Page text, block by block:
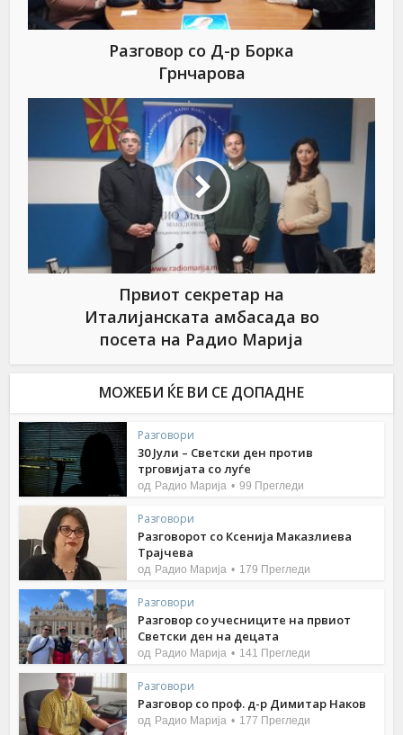
Разговор со Д-р Борка
Грнчарова
Првиот секретар на
Италијанската амбасада во
посета на Радио Марија
МОЖЕБИ ЌЕ ВИ СЕ ДОПАДНЕ
Разговори
30 Јули – Светски ден против
трговијата со луѓе
од Радио Марија 99 Прегледи
Разговори
Разговорот со Ксенија Маказлиева
Трајчева
од Радио Марија 179 Прегледи
Разговори
Разговор со учесниците на првиот
Светски ден на децата
од Радио Марија 141 Прегледи
Разговори
Разговор со проф. д-р Димитар Наков
од Радио Марија 177 Прегледи